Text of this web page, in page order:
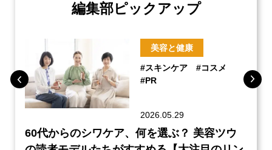
編集部ピックアップ
美容と健康
#スキンケア
#コスメ
#PR
2026.05.29
60代からのシワケア、何を選ぶ？ 美容ツウ